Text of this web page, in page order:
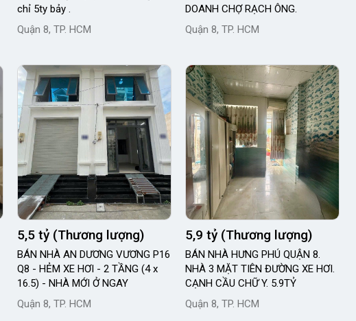
chỉ 5ty bảy .
Quận 8, TP. HCM
DOANH CHỢ RẠCH ÔNG.
Quận 8, TP. HCM
5,5 tỷ (Thương lượng)
BÁN NHÀ AN DƯƠNG VƯƠNG P16
Q8 - HẺM XE HƠI - 2 TẦNG (4 x
16.5) - NHÀ MỚI Ở NGAY
Quận 8, TP. HCM
5,9 tỷ (Thương lượng)
BÁN NHÀ HƯNG PHÚ QUẬN 8.
NHÀ 3 MẶT TIÊN ĐƯỜNG XE HƠI.
CẠNH CẦU CHỮ Y. 5.9TỶ
Quận 8, TP. HCM